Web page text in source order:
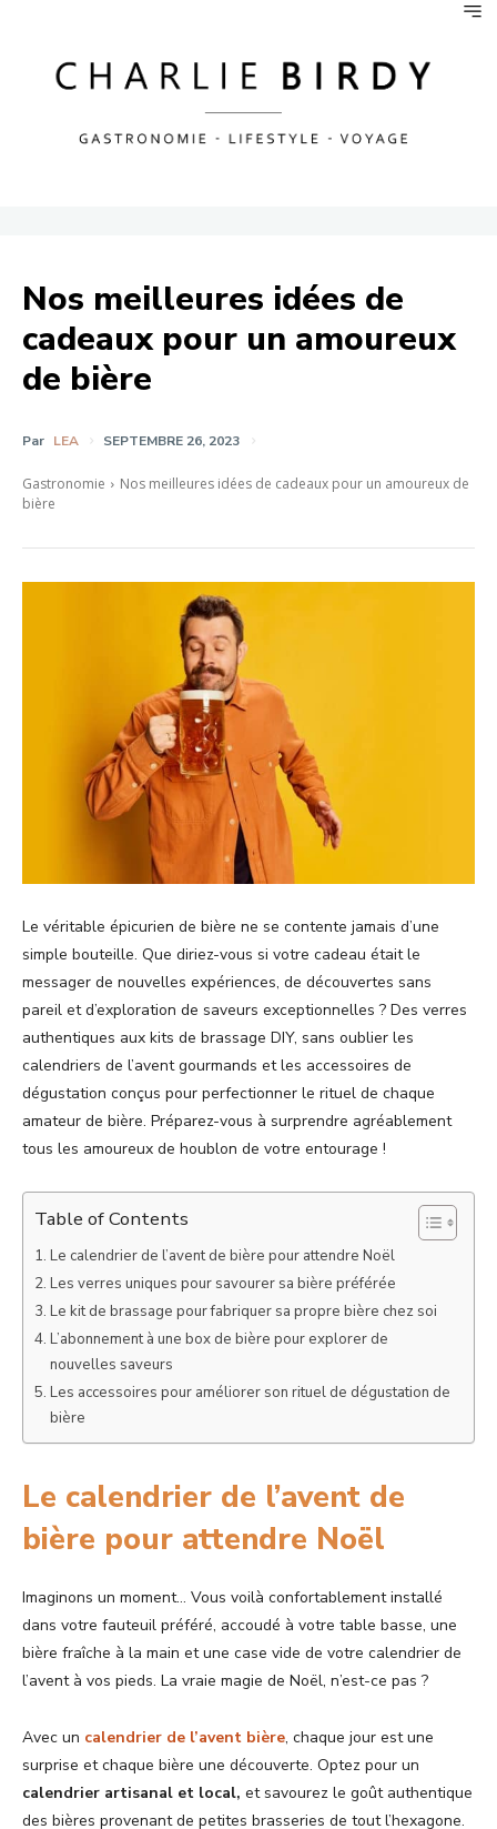
Nos meilleures idées de
cadeaux pour un amoureux
de bière
Par LEA SEPTEMBRE 26, 2023
Gastronomie
Nos meilleures idées de cadeaux pour un amoureux de
bière
Le véritable épicurien de bière ne se contente jamais d’une
simple bouteille. Que diriez-vous si votre cadeau était le
messager de nouvelles expériences, de découvertes sans
pareil et d’exploration de saveurs exceptionnelles ? Des verres
authentiques aux kits de brassage DIY, sans oublier les
calendriers de l’avent gourmands et les accessoires de
dégustation conçus pour perfectionner le rituel de chaque
amateur de bière. Préparez-vous à surprendre agréablement
tous les amoureux de houblon de votre entourage !
Table of Contents
Le calendrier de l’avent de bière pour attendre Noël
Les verres uniques pour savourer sa bière préférée
Le kit de brassage pour fabriquer sa propre bière chez soi
L’abonnement à une box de bière pour explorer de
nouvelles saveurs
Les accessoires pour améliorer son rituel de dégustation de
bière
Le calendrier de l’avent de
bière pour attendre Noël
Imaginons un moment… Vous voilà confortablement installé
dans votre fauteuil préféré, accoudé à votre table basse, une
bière fraîche à la main et une case vide de votre calendrier de
l’avent à vos pieds. La vraie magie de Noël, n’est-ce pas ?
Avec un calendrier de l’avent bière, chaque jour est une
surprise et chaque bière une découverte. Optez pour un
calendrier artisanal et local, et savourez le goût authentique
des bières provenant de petites brasseries de tout l’hexagone.